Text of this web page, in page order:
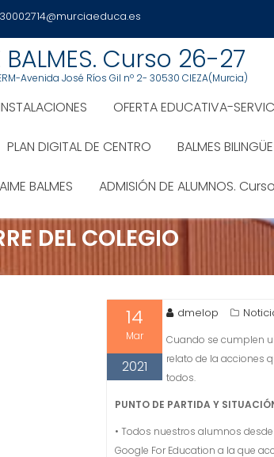
30002714@murciaeduca.es
BALMES. Curso 26-27
Avenida José Ríos Gil nº 2- 30530 CIEZA(Murcia)
OFERTA EDUCATIVA-
PLAN DIGITAL DE CENTRO BALMES BILINGÜE
BALMES ADMISIÓN DE ALUMNOS.
DEL COLEGIO
14
Mar
2021
dmelop
Cuando se cumplen
relato de la acciones
todos.
PUNTO DE PARTIDA Y
• Todos nuestros alumnos
Google For Education a la que